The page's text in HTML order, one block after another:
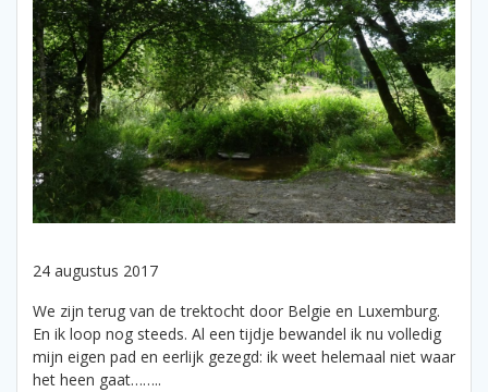
24 augustus 2017
We zijn terug van de trektocht door Belgie en Luxemburg.
En ik loop nog steeds. Al een tijdje bewandel ik nu volledig
mijn eigen pad en eerlijk gezegd: ik weet helemaal niet waar
het heen gaat……..